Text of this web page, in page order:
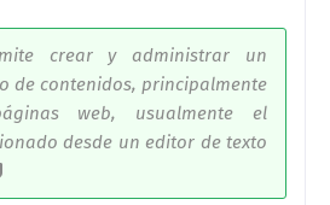
crear y administrar un
de contenidos, principalmente
web, usualmente el
desde un editor de texto